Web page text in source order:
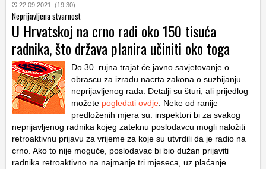
22.09.2021. (19:30)
Neprijavljena stvarnost
U Hrvatskoj na crno radi oko 150 tisuća
radnika, što država planira učiniti oko toga
Do 30. rujna trajat će javno savjetovanje o
obrascu za izradu nacrta zakona o suzbijanju
neprijavljenog rada. Detalji su šturi, ali prijedlog
možete pogledati ovdje. Neke od ranije
predloženih mjera su: inspektori bi za svakog
neprijavljenog radnika kojeg zateknu poslodavcu mogli naložiti
retroaktivnu prijavu za vrijeme za koje su utvrdili da je radio na
crno. Ako to nije moguće, poslodavac bi bio dužan prijaviti
radnika retroaktivno na najmanje tri mjeseca, uz plaćanje